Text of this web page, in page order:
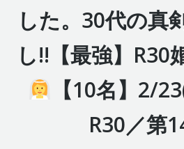
した。30代の真
し!!【最強】R30
【10名】2/
R30／第